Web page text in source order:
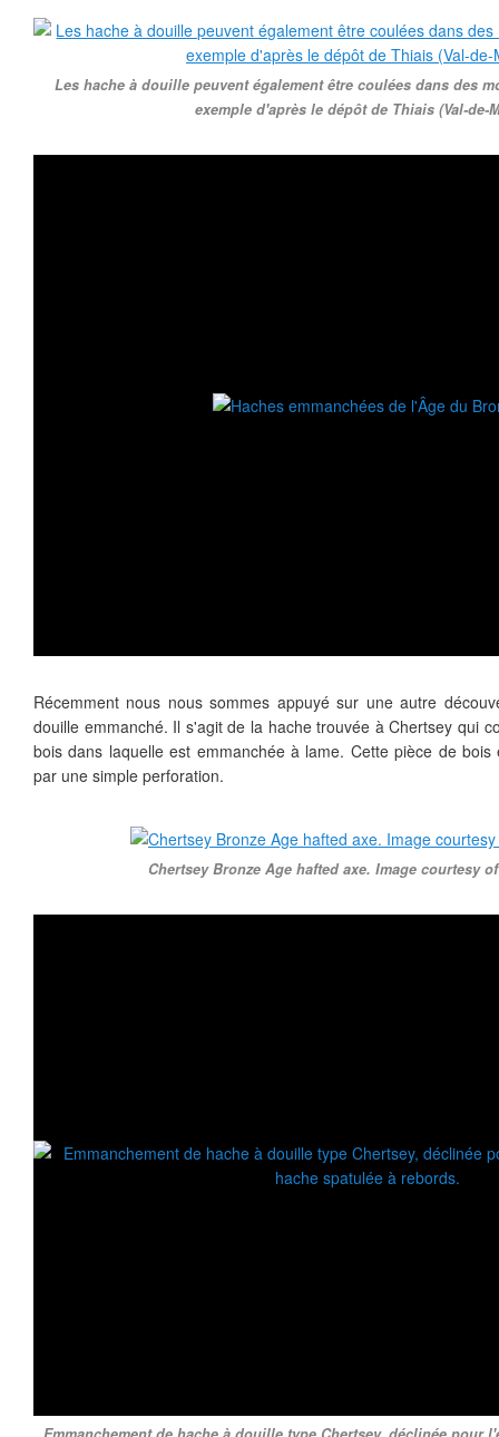
Les hache à douille peuvent également être coulées dans des
exemple d'après le dépôt de Thiais (Val-de-
Récemment nous nous sommes appuyé sur une autre
douille emmanché. Il s'agit de la hache trouvée à Chertsey qui
bois dans laquelle est emmanchée à lame. Cette pièce de
par une simple perforation.
Chertsey Bronze Age hafted axe. Image courtesy